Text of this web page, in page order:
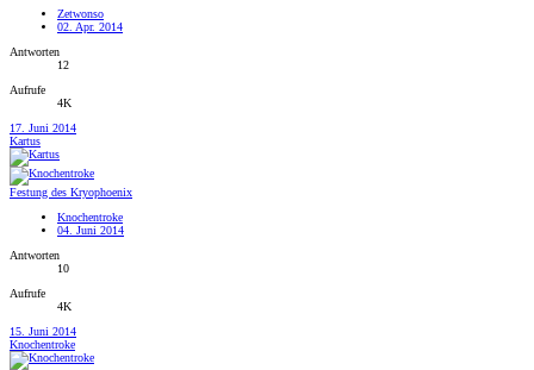
Zetwonso
02. Apr. 2014
Antworten
12
Aufrufe
4K
17. Juni 2014
Kartus
Festung des Kryophoenix
Knochentroke
04. Juni 2014
Antworten
10
Aufrufe
4K
15. Juni 2014
Knochentroke